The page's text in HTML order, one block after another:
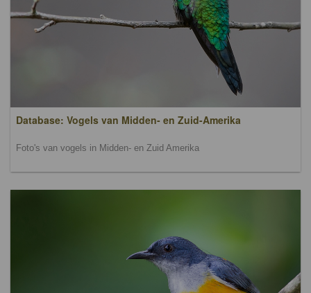
Database: Vogels van Midden- en Zuid-Amerika
Foto's van vogels in Midden- en Zuid Amerika